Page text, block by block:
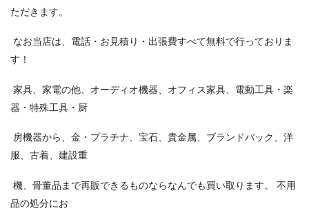
ただきます。
なお当店は、電話・お見積り・出張費すべて無料で行っておりま
す！
家具、家電の他、オーディオ機器、オフィス家具、電動工具・楽
器・特殊工具・厨
房機器から、金・プラチナ、宝石、貴金属、ブランドバック、洋
服、古着、建設重
機、骨董品まで再販できるものならなんでも買い取ります。 不用
品の処分にお